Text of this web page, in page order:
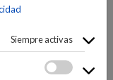
Siempre activas